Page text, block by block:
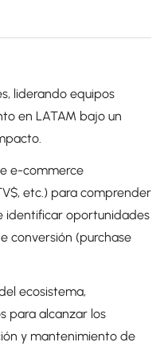
liderando equipos
en LATAM bajo un
e-commerce
etc.) para comprender
identificar oportunidades
conversión (purchase
ecosistema,
para alcanzar los
y mantenimiento de